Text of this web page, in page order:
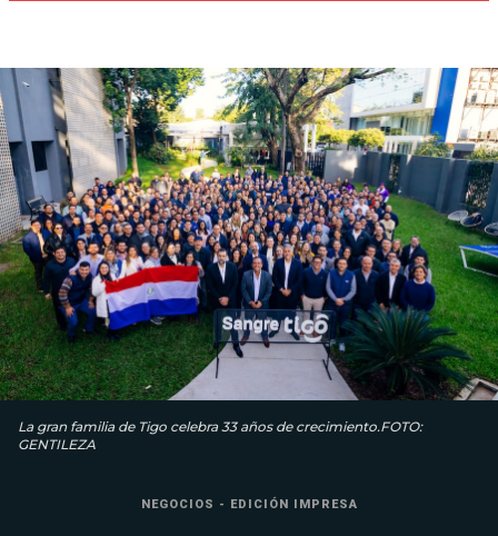
La gran familia de Tigo celebra 33 años de crecimiento.FOTO:
GENTILEZA
NEGOCIOS - EDICIÓN IMPRESA